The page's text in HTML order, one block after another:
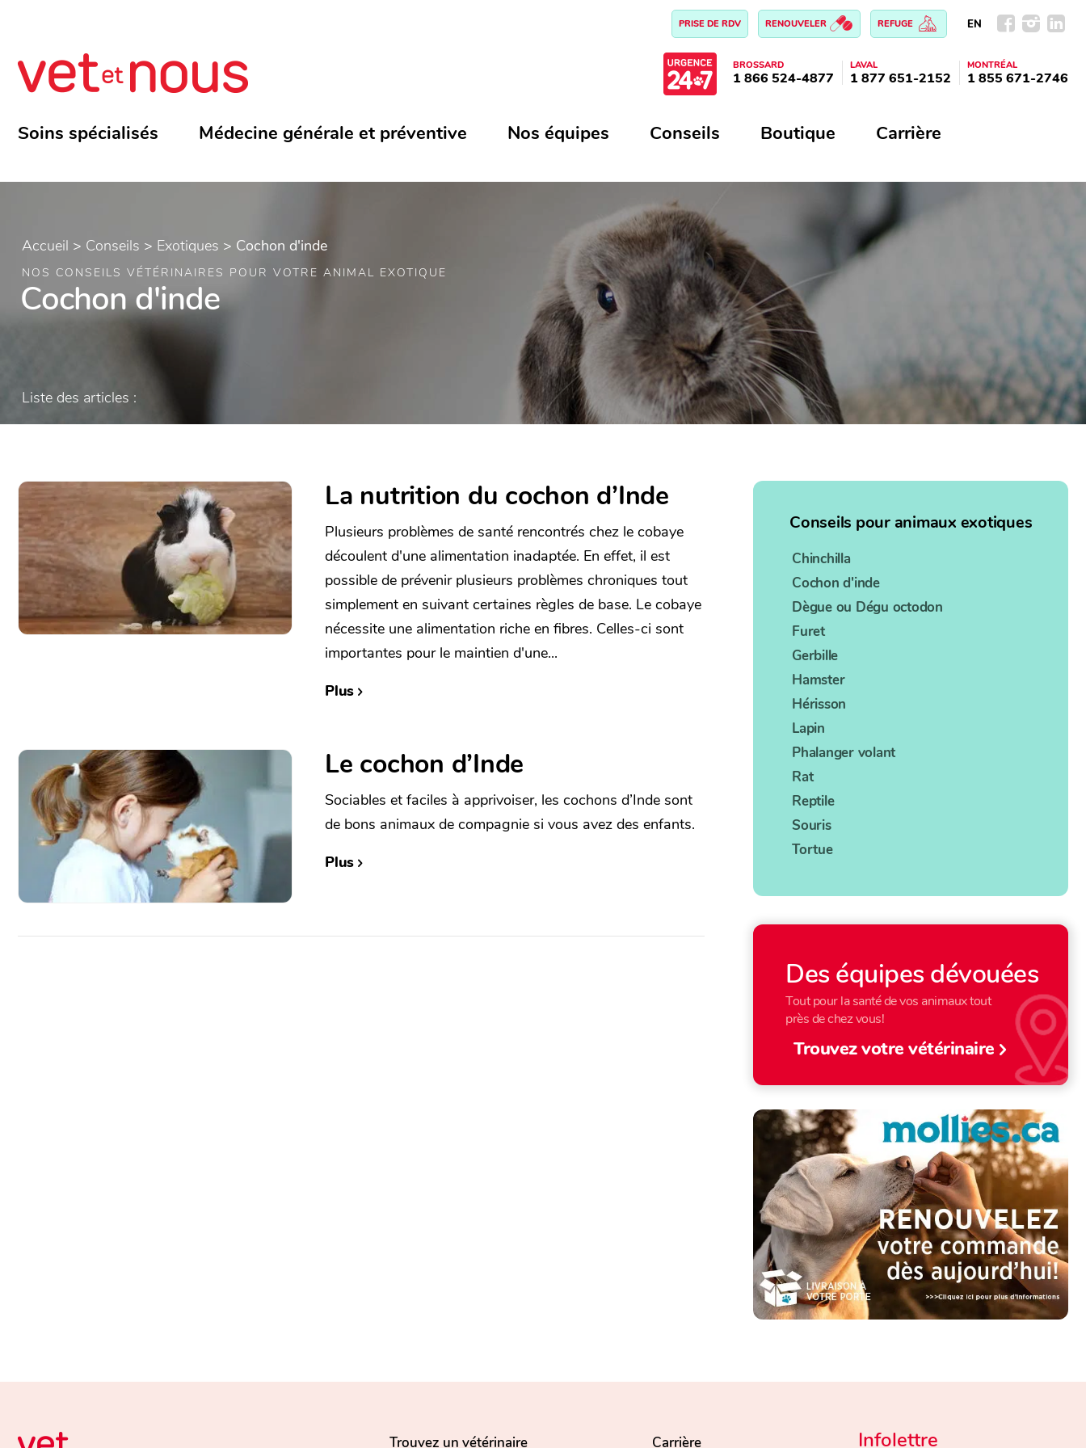
PRISE DE RDV RENOUVELER REFUGE EN
BROSSARD
1 866 524-4877
LAVAL
1 877 651-2152
MONTRÉAL
1 855 671-2746
Soins spécialisés Médecine générale et préventive Nos équipes Conseils Boutique Carrière
Accueil > Conseils > Exotiques > Cochon d'inde
NOS CONSEILS VÉTÉRINAIRES POUR VOTRE ANIMAL EXOTIQUE
Cochon d'inde
Liste des articles :
La nutrition du cochon d’Inde
Plusieurs problèmes de santé rencontrés chez le cobaye
découlent d'une alimentation inadaptée. En effet, il est
possible de prévenir plusieurs problèmes chroniques tout
simplement en suivant certaines règles de base. Le cobaye
nécessite une alimentation riche en fibres. Celles-ci sont
importantes pour le maintien d'une...
Plus
Le cochon d’Inde
Sociables et faciles à apprivoiser, les cochons d’Inde sont
de bons animaux de compagnie si vous avez des enfants.
Plus
Conseils pour animaux exotiques
Chinchilla
Cochon d'inde
Dègue ou Dégu octodon
Furet
Gerbille
Hamster
Hérisson
Lapin
Phalanger volant
Rat
Reptile
Souris
Tortue
Des équipes dévouées
Tout pour la santé de vos animaux tout
près de chez vous!
Trouvez votre vétérinaire
Trouvez un vétérinaire Carrière Infolettre